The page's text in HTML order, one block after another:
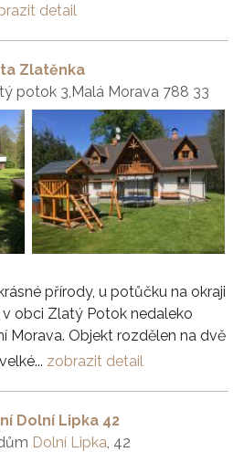
detail
Zlatěnka
potok 3,Malá Morava 788 33
přírody, u potůčku na okraji
obci Zlatý Potok nedaleko
Morava. Objekt rozdělen na dvě
zobrazit detail
Dolní Lipka 42
Dolní Lipka , 42